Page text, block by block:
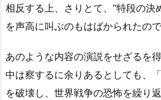
相反する上、さりとて、“特段の決
を声高に叫ぶのもはばかられたので
あのような内容の演説をせざるを
中は察するに余りあるとしても、
を破壊し、世界戦争の恐怖を繰り